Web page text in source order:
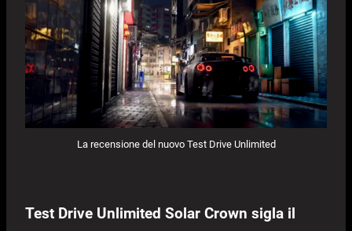
La recensione del nuovo Test Drive Unlimited
Test Drive Unlimited Solar Crown sigla il